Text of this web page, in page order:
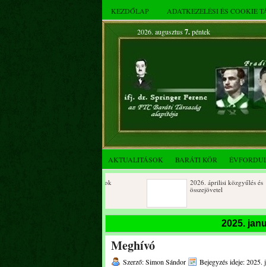
KEZDŐLAP ADATKEZELÉSI ÉS COOKIE
2026. augusztus 7.péntek
AKTUALITÁSOK BARÁTI KÖR
2026. áprilisi közgyűlés és
összejövetel
Születésnapi koszorúzások
összejövetel
2025.
Meghívó
Szerző: Simon Sándor Bejegyzés ideje: 2025.